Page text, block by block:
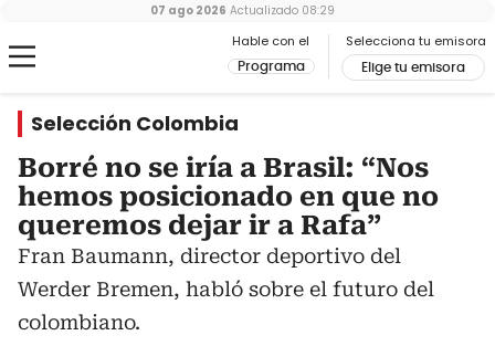
Hable con el
Programa
Selecciona tu emisora
Elige tu emisora
07 ago 2026 Actualizado 08:29
Selección Colombia
Borré no se iría a Brasil: “Nos
hemos posicionado en que no
queremos dejar ir a Rafa”
Fran Baumann, director deportivo del
Werder Bremen, habló sobre el futuro del
colombiano.